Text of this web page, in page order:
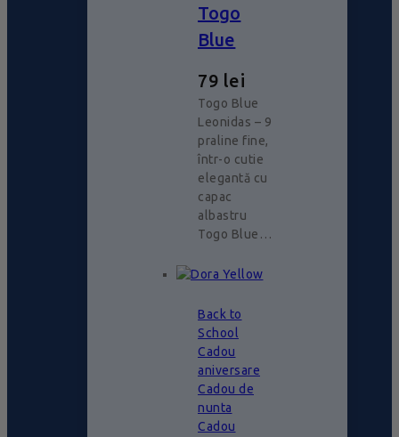
Togo
Blue
79 lei
Togo Blue
Leonidas – 9
praline fine,
într-o cutie
elegantă cu
capac
albastru
Togo Blue…
Back to
School
Cadou
aniversare
Cadou de
nunta
Cadou